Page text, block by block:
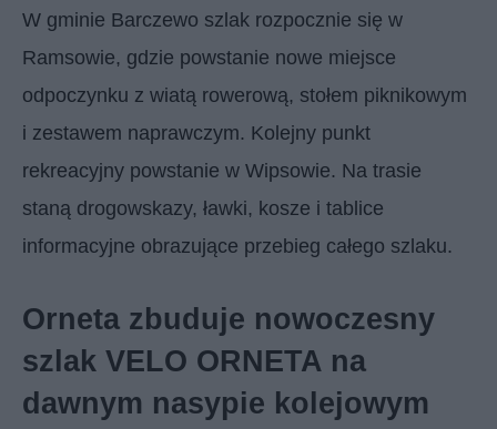
W gminie Barczewo szlak rozpocznie się w
Ramsowie, gdzie powstanie nowe miejsce
odpoczynku z wiatą rowerową, stołem piknikowym
i zestawem naprawczym. Kolejny punkt
rekreacyjny powstanie w Wipsowie. Na trasie
staną drogowskazy, ławki, kosze i tablice
informacyjne obrazujące przebieg całego szlaku.
Orneta zbuduje nowoczesny
szlak VELO ORNETA na
dawnym nasypie kolejowym